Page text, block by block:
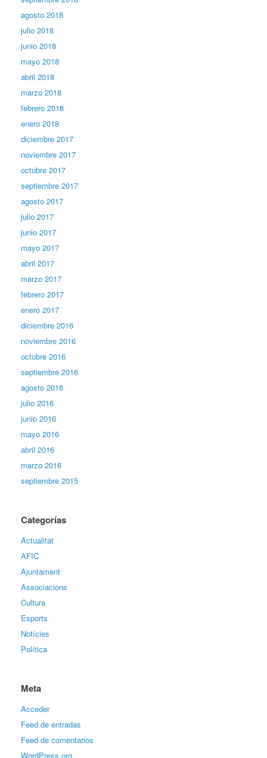
agosto 2018
julio 2018
junio 2018
mayo 2018
abril 2018
marzo 2018
febrero 2018
enero 2018
diciembre 2017
noviembre 2017
octubre 2017
septiembre 2017
agosto 2017
julio 2017
junio 2017
mayo 2017
abril 2017
marzo 2017
febrero 2017
enero 2017
diciembre 2016
noviembre 2016
octubre 2016
septiembre 2016
agosto 2016
julio 2016
junio 2016
mayo 2016
abril 2016
marzo 2016
septiembre 2015
Categorías
Actualitat
AFIC
Ajuntament
Associacions
Cultura
Esports
Notícies
Política
Meta
Acceder
Feed de entradas
Feed de comentarios
WordPress.org